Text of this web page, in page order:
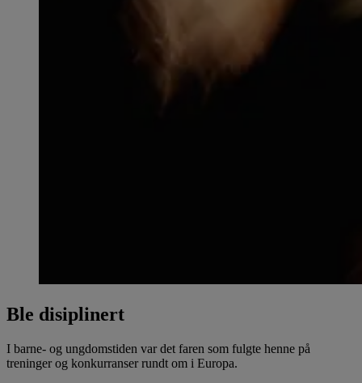
Ble disiplinert
I barne- og ungdomstiden var det faren som fulgte henne på
treninger og konkurranser rundt om i Europa.